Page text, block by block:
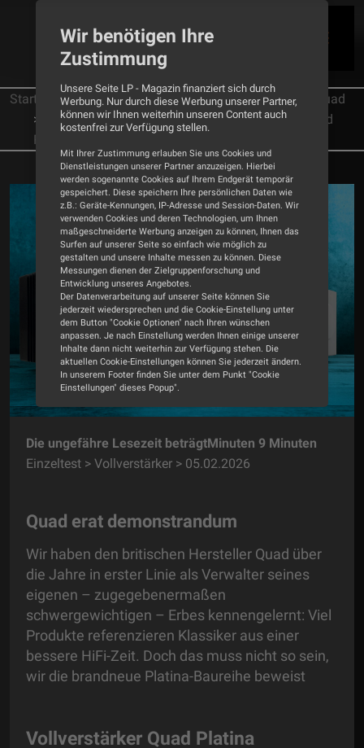
Startseite Tests Vollverstärker
Quad
Quad erat demonstrandum - Vollverstärker Quad
Platina Imtegrated
Die ungefähre Lesezeit beträgtMinuten 9 Minuten
Einzeltest > Vollverstärker > 05.02.2026
Quad erat demonstrandum
Wir haben den britischen Hersteller Quad über
die Jahre in erster Linie als Verwalter seines
eigenen – zugegebenermaßen
schwergewichtigen – Erbes kennengelernt: Viel
Produkte referenzieren Klassiker aus einer
bessere HiFi-Zeit. Doch das muss nicht so sein,
wir die brandneue Platina-Baureihe beweist
Vollverstärker Quad Platina
Wir benötigen Ihre
Zustimmung
Unsere Seite LP - Magazin finanziert sich durch
Werbung. Nur durch diese Werbung unserer Partner,
können wir Ihnen weiterhin unseren Content auch
kostenfrei zur Verfügung stellen.
Mit Ihrer Zustimmung erlauben Sie uns Cookies und
Dienstleistungen unserer Partner anzuzeigen. Hierbei
werden sogenannte Cookies auf Ihrem Endgerät temporär
gespeichert. Diese speichern Ihre persönlichen Daten wie
z.B.: Geräte-Kennungen, IP-Adresse und Session-Daten. Wir
verwenden Cookies und deren Technologien, um Ihnen
maßgeschneiderte Werbung anzeigen zu können, Ihnen das
Surfen auf unserer Seite so einfach wie möglich zu
gestalten und unsere Inhalte messen zu können. Diese
Messungen dienen der Zielgruppenforschung und
Entwicklung unseres Angebotes.
Der Datenverarbeitung auf unserer Seite können Sie
jederzeit wiedersprechen und die Cookie-Einstellung unter
dem Button "Cookie Optionen" nach Ihren wünschen
anpassen. Je nach Einstellung werden Ihnen einige unserer
Inhalte dann nicht weiterhin zur Verfügung stehen. Die
aktuellen Cookie-Einstellungen können Sie jederzeit ändern.
In unserem Footer finden Sie unter dem Punkt "Cookie
Einstellungen" dieses Popup".
Alle Cookies akzeptieren
Cookie Optionen